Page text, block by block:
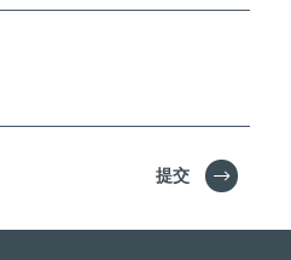
提交